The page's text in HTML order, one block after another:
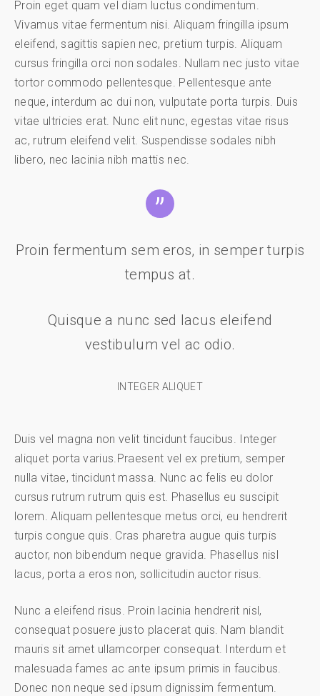
Proin eget quam vel diam luctus condimentum.
Vivamus vitae fermentum nisi. Aliquam fringilla ipsum
eleifend, sagittis sapien nec, pretium turpis. Aliquam
cursus fringilla orci non sodales. Nullam nec justo vitae
tortor commodo pellentesque. Pellentesque ante
neque, interdum ac dui non, vulputate porta turpis. Duis
vitae ultricies erat. Nunc elit nunc, egestas vitae risus
ac, rutrum eleifend velit. Suspendisse sodales nibh
libero, nec lacinia nibh mattis nec.
Proin fermentum sem eros, in semper turpis
tempus at.
Quisque a nunc sed lacus eleifend
vestibulum vel ac odio.
INTEGER ALIQUET
Duis vel magna non velit tincidunt faucibus. Integer
aliquet porta varius.Praesent vel ex pretium, semper
nulla vitae, tincidunt massa. Nunc ac felis eu dolor
cursus rutrum rutrum quis est. Phasellus eu suscipit
lorem. Aliquam pellentesque metus orci, eu hendrerit
turpis congue quis. Cras pharetra augue quis turpis
auctor, non bibendum neque gravida. Phasellus nisl
lacus, porta a eros non, sollicitudin auctor risus.
Nunc a eleifend risus. Proin lacinia hendrerit nisl,
consequat posuere justo placerat quis. Nam blandit
mauris sit amet ullamcorper consequat. Interdum et
malesuada fames ac ante ipsum primis in faucibus.
Donec non neque sed ipsum dignissim fermentum.